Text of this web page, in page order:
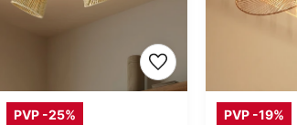
PVP -25% PVP -19%